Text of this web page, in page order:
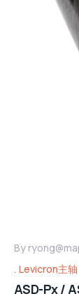
By
Levicron主轴
ASD-Px /